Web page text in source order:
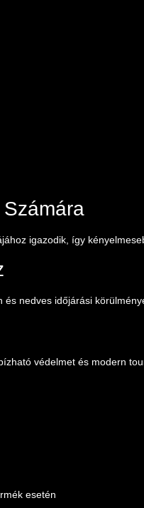
igazodik, így
nedves időjárási
védelmet és modern
esetén